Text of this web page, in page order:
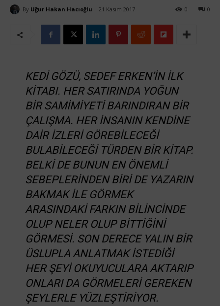
By Uğur Hakan Hacıoğlu 21 Kasım 2017 0
0
KEDI GÖZÜ, SEDEF ERKEN’IN ILK
KITABI. HER SATIRINDA YOĞUN
BIR SAMIMIYETI BARINDIRAN BIR
ÇALIŞMA. HER INSANIN KENDINE
DAIR IZLERI GÖREBILECEĞI
BULABILECEĞI TÜRDEN BIR KITAP.
BELKI DE BUNUN EN ÖNEMLI
SEBEPLERINDEN BIRI DE YAZARIN
BAKMAK ILE GÖRMEK
ARASINDAKI FARKIN BILINCINDE
OLUP NELER OLUP BITTIĞINI
GÖRMESI. SON DERECE YALIN BIR
ÜSLUPLA ANLATMAK ISTEDIĞI
HER ŞEYI OKUYUCULARA AKTARIP
ONLARI DA GÖRMELERI GEREKEN
ŞEYLERLE YÜZLEŞTIRIYOR.